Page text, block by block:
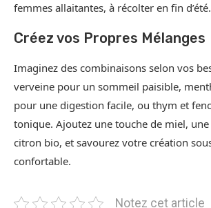
femmes allaitantes, à récolter en fin d’été.
Créez vos Propres Mélanges
Imaginez des combinaisons selon vos
verveine pour un sommeil paisible,
pour une digestion facile, ou thym et
tonique. Ajoutez une touche de miel,
citron bio, et savourez votre création
confortable.
Notez cet article